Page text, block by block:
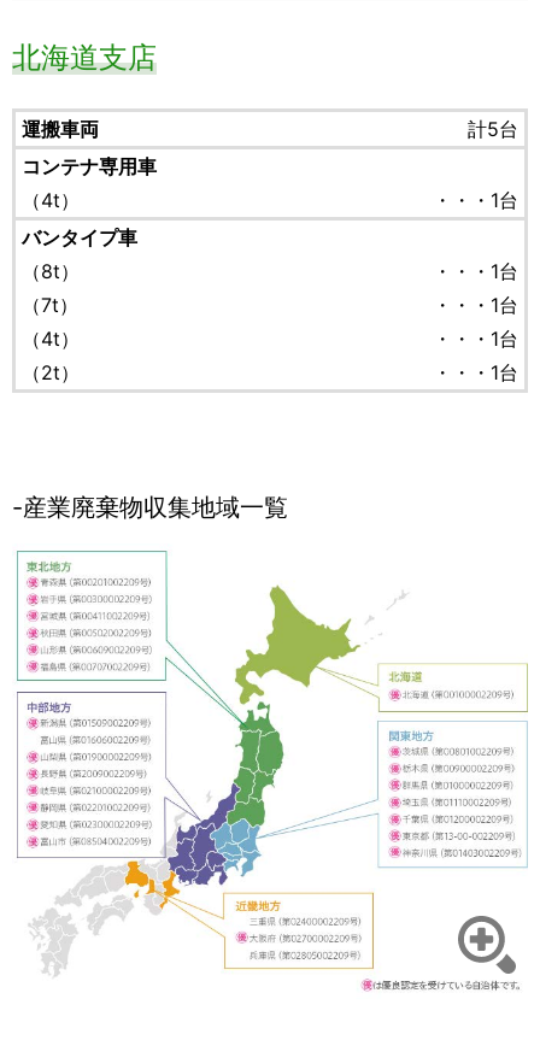
北海道支店
運搬車両
計5台
コンテナ専用車
（4t）
・・・1台
バンタイプ車
（8t）
・・・1台
（7t）
・・・1台
（4t）
・・・1台
（2t）
・・・1台
産業廃棄物収集地域一覧
クリッ